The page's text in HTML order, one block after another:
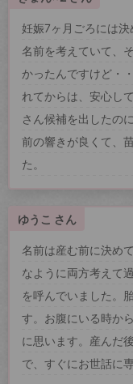
妊娠7ヶ月ごろには
名前を考えていて、
かったんですけど・
れてからは、安心し
さん候補を出したの
前の響きが良くて、
た。
ゆうこ さん
名前は産む前に決め
なように両方考えて
を呼んでいました。
す。お腹にいる時か
に思います。産んだ
で、すぐにお世話に